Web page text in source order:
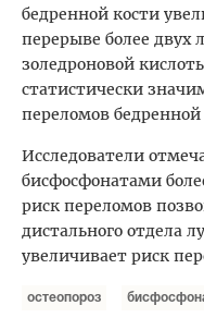
бедренной кости
перерыве более двух
золедроновой
статистически
переломов бедренной
Исследователи
бисфосфонатами
риск переломов
дистального отдела
увеличивает риск
остеопороз